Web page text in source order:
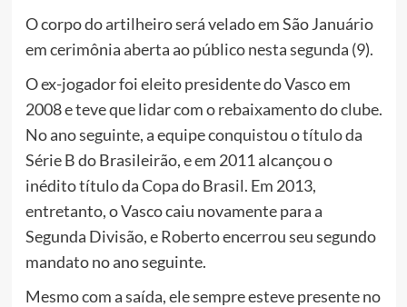
O corpo do artilheiro será velado em São Januário
em cerimônia aberta ao público nesta segunda (9).
O ex-jogador foi eleito presidente do Vasco em
2008 e teve que lidar com o rebaixamento do clube.
No ano seguinte, a equipe conquistou o título da
Série B do Brasileirão, e em 2011 alcançou o
inédito título da Copa do Brasil. Em 2013,
entretanto, o Vasco caiu novamente para a
Segunda Divisão, e Roberto encerrou seu segundo
mandato no ano seguinte.
Mesmo com a saída, ele sempre esteve presente no